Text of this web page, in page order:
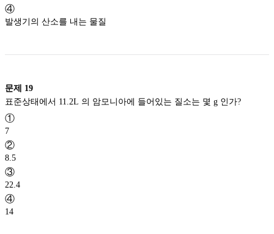
④
발생기의 산소를 내는 물질
문제 19
①
7
②
8.5
③
22.4
④
14